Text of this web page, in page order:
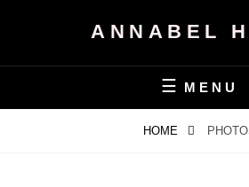
ANNABEL
MENU
HOME